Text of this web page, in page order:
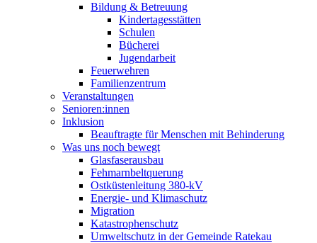
Bildung & Betreuung
Kindertagesstätten
Schulen
Bücherei
Jugendarbeit
Feuerwehren
Familienzentrum
Veranstaltungen
Senioren:innen
Inklusion
Beauftragte für Menschen mit Behinderung
Was uns noch bewegt
Glasfaserausbau
Fehmarnbeltquerung
Ostküstenleitung 380-kV
Energie- und Klimaschutz
Migration
Katastrophenschutz
Umweltschutz in der Gemeinde Ratekau